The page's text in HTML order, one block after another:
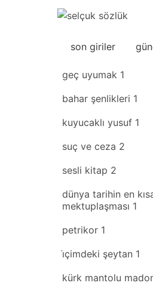
son giriler
son giriler
geç uyumak 1
bahar şenlikleri 1
kuyucaklı yusuf 1
suç ve ceza 2
sesli kitap 2
dünya tarihin en
mektuplaşması 1
petrikor 1
i̇çimdeki şeytan 1
kürk mantolu